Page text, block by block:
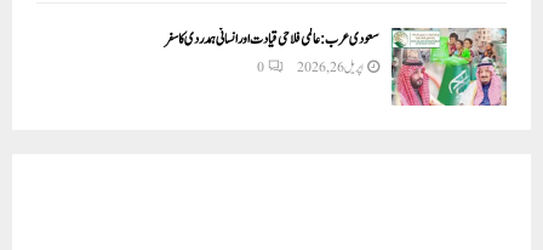
سعودی عرب: عالمی فلاحی قیادت اور انسانی ہمدردی کا سفر
اپریل 26, 2026 0